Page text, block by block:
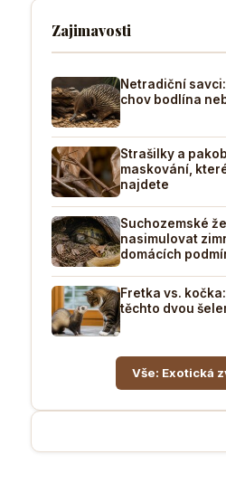
Zajimavosti
Netradiční
chov bodlína
Strašilky a
maskování,
najdete
Suchozemské
nasimulovat
domácích
Fretka vs.
těchto dvou
Vše: Exotická